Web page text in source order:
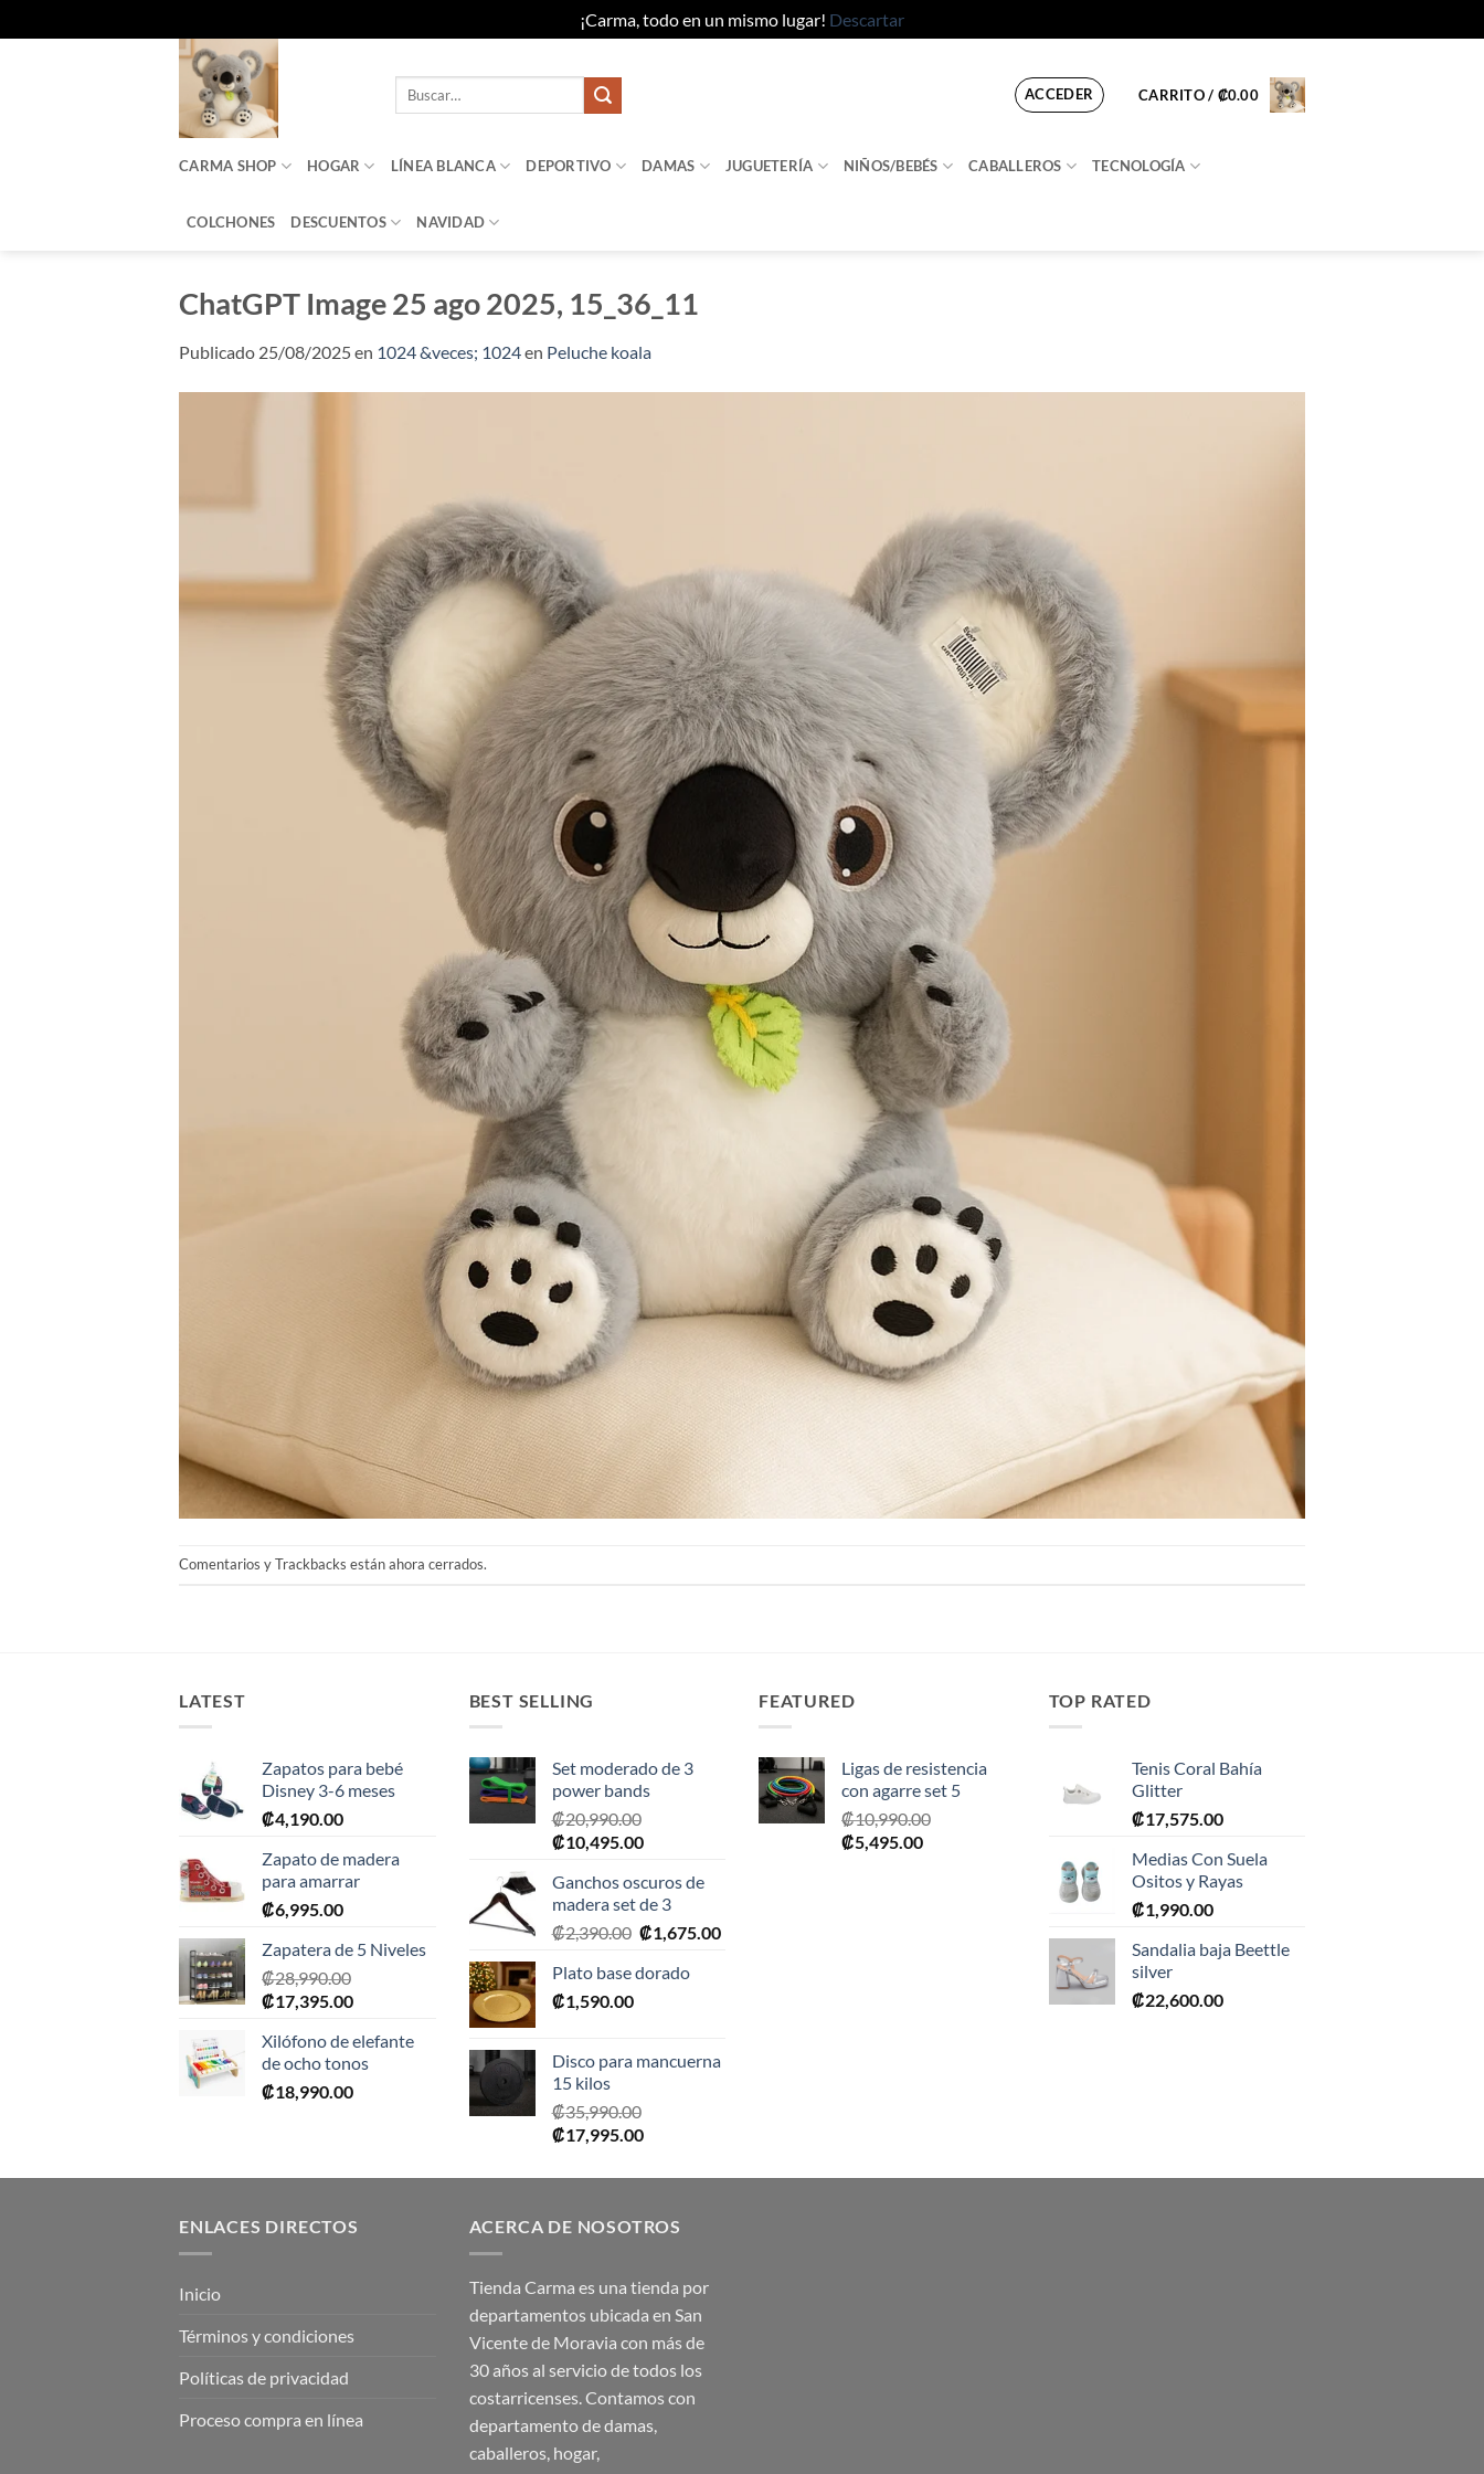
¡Carma, todo en un mismo lugar! Descartar
Buscar
ACCEDER CARRITO / ₡0.00
CARMA SHOP HOGAR LÍNEA BLANCA DEPORTIVO DAMAS JUGUETERÍA NIÑOS/BEBÉS CABALLEROS TECNOLOGÍA
COLCHONES DESCUENTOS NAVIDAD
ChatGPT Image 25 ago 2025, 15_36_11
Publicado 25/08/2025en 1024 &veces; 1024en Peluche koala
Comentarios y Trackbacks están ahora cerrados.
LATEST
Zapatos para bebé
Disney 3-6 meses
₡4,190.00
Zapato de madera
para amarrar
₡6,995.00
Zapatera de 5 Niveles
₡28,990.00
El
original
era:
₡28,990.00.
₡17,395.00El
actual
es:
₡17,395.00.
Xilófono de elefante
de ocho tonos
₡18,990.00
BEST SELLING
Set moderado de 3
power bands
₡20,990.00
El
original
era:
₡20,990.00.
₡10,495.00El
actual
es:
₡10,495.00.
Ganchos oscuros de
madera set de 3
₡2,390.00 El
original
₡1,675.00El
Plato base dorado
₡1,590.00
Disco para mancuerna
15 kilos
₡35,990.00
El
original
₡35,990.00.
₡17,995.00El
actual
₡17,995.00.
FEATURED
Ligas de resistencia
con agarre set 5
₡10,990.00
El
₡5,495.00El
TOP RATED
Tenis Coral Bahía
Glitter
₡17,575.00
Medias Con Suela
Ositos y Rayas
₡1,990.00
Sandalia baja Beettle
silver
₡22,600.00
ENLACES DIRECTOS
Inicio
Términos y condiciones
Políticas de privacidad
Proceso compra en línea
ACERCA DE NOSOTROS
Tienda Carma es una tienda por
departamentos ubicada en San
Vicente de Moravia con más de
30 años al servicio de todos los
costarricenses. Contamos con
departamento de damas,
caballeros, hogar,